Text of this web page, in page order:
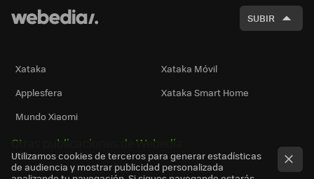
SUBIR
Xataka
Xataka Móvil
Applesfera
Xataka Smart Home
Mundo Xiaomi
Otras publicaciones de Webedia
Utilizamos cookies de terceros para generar estadísticas
de audiencia y mostrar publicidad personalizada